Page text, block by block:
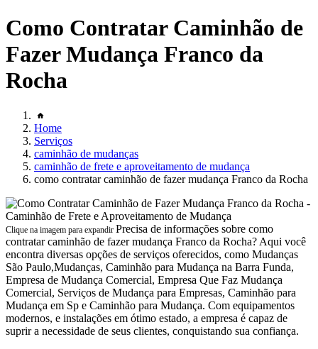
Como Contratar Caminhão de
Fazer Mudança Franco da
Rocha
Home
Serviços
caminhão de mudanças
caminhão de frete e aproveitamento de mudança
como contratar caminhão de fazer mudança Franco da Rocha
Clique na imagem para expandir Precisa de informações sobre como
contratar caminhão de fazer mudança Franco da Rocha? Aqui você
encontra diversas opções de serviços oferecidos, como Mudanças
São Paulo,Mudanças, Caminhão para Mudança na Barra Funda,
Empresa de Mudança Comercial, Empresa Que Faz Mudança
Comercial, Serviços de Mudança para Empresas, Caminhão para
Mudança em Sp e Caminhão para Mudança. Com equipamentos
modernos, e instalações em ótimo estado, a empresa é capaz de
suprir a necessidade de seus clientes, conquistando sua confiança.